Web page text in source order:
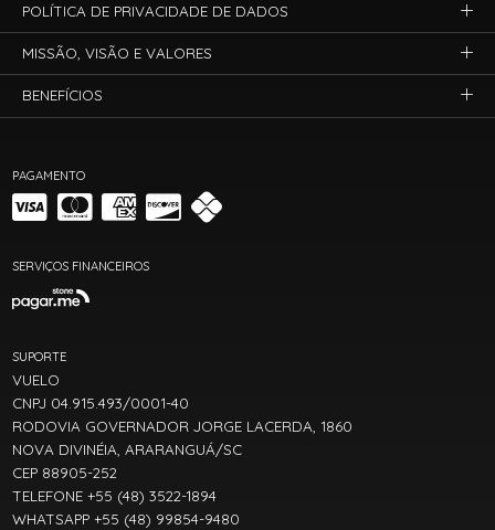
PAGAMENTO
SERVIÇOS FINANCEIROS
SUPORTE
VUELO
CNPJ 04.915.493/0001-40
RODOVIA GOVERNADOR JORGE LACERDA, 1860
NOVA DIVINÉIA, ARARANGUÁ/SC
CEP 88905-252
TELEFONE +55 (48) 3522-1894
WHATSAPP +55 (48) 99854-9480
POLÍTICA DE PRIVACIDADE DE DADOS
MISSÃO, VISÃO E VALORES
BENEFÍCIOS